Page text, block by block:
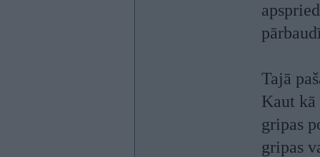
Tajā
Kaut
gripas
gripas